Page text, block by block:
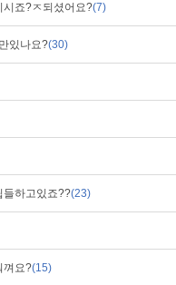
시죠?ㅈ되셨어요?(7)
있나요?(30)
들하고있죠??(23)
껴요?(15)